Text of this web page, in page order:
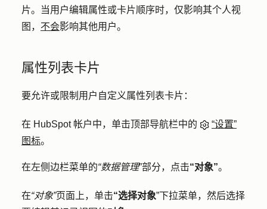
片。当用户编辑属性或卡片顺序时，仅影响其个人视
图， 不会影响其他用户。
属性列表卡片
要允许或限制用户自定义属性列表卡片：
在 HubSpot 帐户中，单击顶部导航栏中的
“设置”
图标。
在左侧边栏菜单的“数据管理”部分，点击“对象”。
在“对象”页面上，单击“选择对象”下拉菜单，然后选择